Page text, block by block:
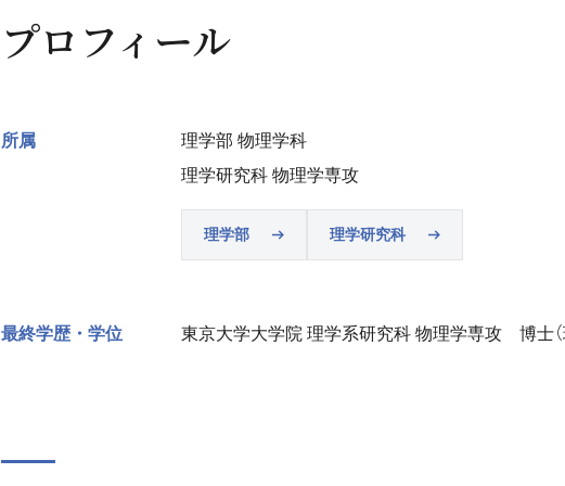
プロフィール
所属
理学部 物理学科
理学研究科 物理学専攻
理学部 理学研究科
最終学歴・学位 東京大学大学院 理学系研究科 物理学専攻 博士（